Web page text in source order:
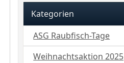
Kategorien
ASG Raubfisch-Tage
Weihnachtsaktion 2025